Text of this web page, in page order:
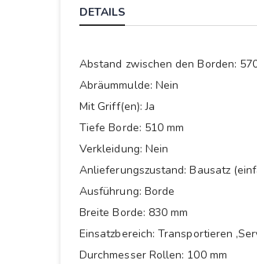
Anfang
DETAILS
Abstand zwischen den Borden:
Abräummulde: Nein
Mit Griff(en): Ja
Tiefe Borde: 510 mm
Verkleidung: Nein
Anlieferungszustand: Bausatz
Ausführung: Borde
Breite Borde: 830 mm
Einsatzbereich: Transportieren
Durchmesser Rollen: 100 mm